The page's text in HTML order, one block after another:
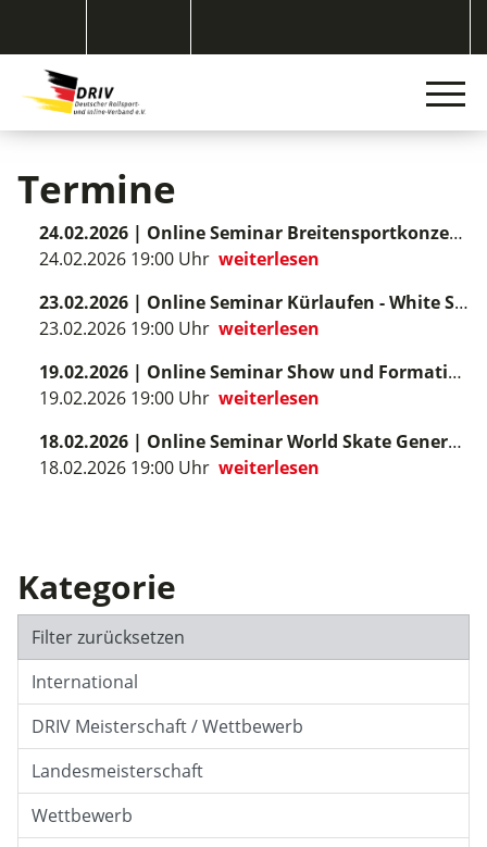
Termine
24.02.2026 |
Online Seminar Breitensportkonzept (Verlängerungsoption für LV Wertungsrichter)
24.02.2026 19:00 Uhr weiterlesen
23.02.2026 |
Online Seminar Kürlaufen - White System (Verlängerungsoption für LV Wertungsrichter)
23.02.2026 19:00 Uhr weiterlesen
19.02.2026 |
Online Seminar Show und Formation - Neue Regeln und QOE/Komponenten
19.02.2026 19:00 Uhr weiterlesen
18.02.2026 |
Online Seminar World Skate General, Kür- und Paarlaufen - Neue Regeln
18.02.2026 19:00 Uhr weiterlesen
Kategorie
Filter zurücksetzen
International
DRIV Meisterschaft / Wettbewerb
Landesmeisterschaft
Wettbewerb